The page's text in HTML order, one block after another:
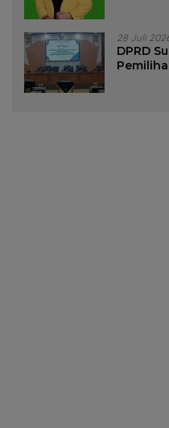
28 Juli
DPRD